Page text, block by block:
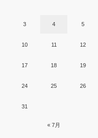
« 7月
3 4 5
10 11 12
17 18 19
24 25 26
31